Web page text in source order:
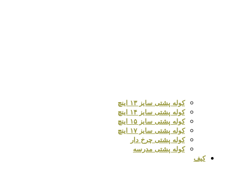
کوله پشتی سایز ۱۳ اینچ
کوله پشتی سایز ۱۴ اینچ
کوله پشتی سایز ۱۵ اینچ
کوله پشتی سایز ۱۷ اینچ
کوله پشتی چرخ دار
کوله پشتی مدرسه
کیف